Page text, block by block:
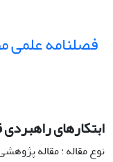
فصلنامه علمی
ابتکارهای
نوع مقاله : مقاله